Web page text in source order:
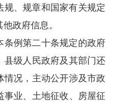
规、规章和国家有关规定
政府信息。
例第二十条规定的政府
县级人民政府及其部门还
情况，主动公开涉及市政
事业、土地征收、房屋征